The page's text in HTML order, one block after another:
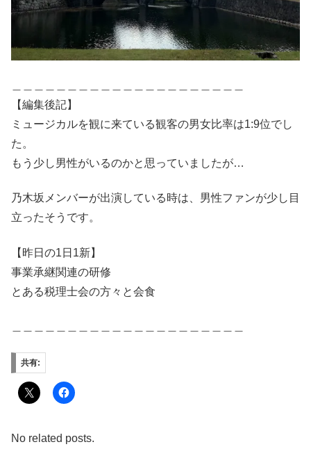
【編集後記】
ミュージカルを観に来ている観客の男女比率は1:9位でし
た。
もう少し男性がいるのかと思っていましたが…
乃木坂メンバーが出演している時は、男性ファンが少し目
立ったそうです。
【昨日の1日1新】
事業承継関連の研修
とある税理士会の方々と会食
共有:
No related posts.